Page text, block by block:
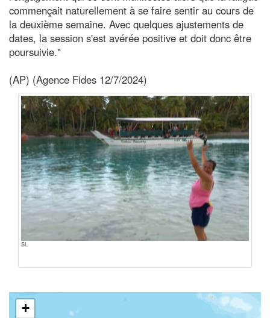
commençait naturellement à se faire sentir au cours de
la deuxième semaine. Avec quelques ajustements de
dates, la session s'est avérée positive et doit donc être
poursuivie."
(AP) (Agence Fides 12/7/2024)
SL
+